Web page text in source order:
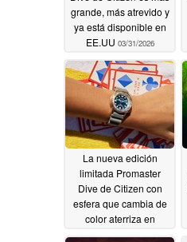
grande, más atrevido y
ya está disponible en
EE.UU 03/31/2026
La nueva edición
limitada Promaster
Dive de Citizen con
esfera que cambia de
color aterriza en
EE.UU03/27/2026